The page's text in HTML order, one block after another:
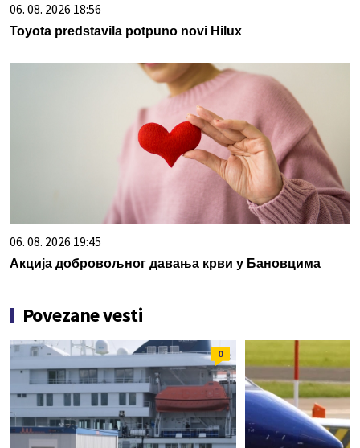
06. 08. 2026 18:56
Toyota predstavila potpuno novi Hilux
06. 08. 2026 19:45
Акција добровољног давања крви у Бановцима
Povezane vesti
0